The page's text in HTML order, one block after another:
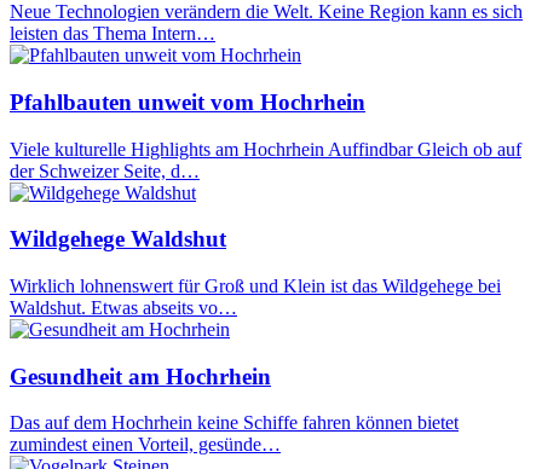
Neue Technologien verändern die Welt. Keine Region kann es sich
leisten das Thema Intern…
Pfahlbauten unweit vom Hochrhein
Viele kulturelle Highlights am Hochrhein Auffindbar Gleich ob auf
der Schweizer Seite, d…
Wildgehege Waldshut
Wirklich lohnenswert für Groß und Klein ist das Wildgehege bei
Waldshut. Etwas abseits vo…
Gesundheit am Hochrhein
Das auf dem Hochrhein keine Schiffe fahren können bietet
zumindest einen Vorteil, gesünde…